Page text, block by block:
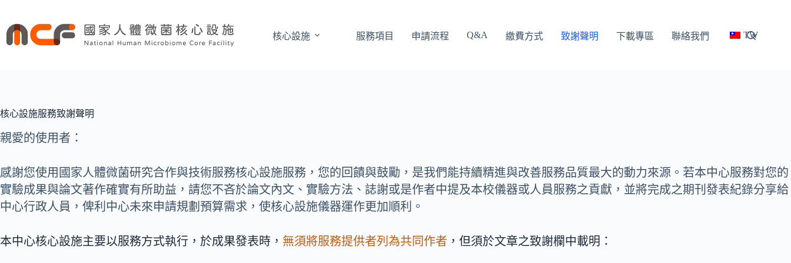
主
核心設施 服務項目 申請流程 Q&A 繳費方式 致謝聲明 下載專區 聯絡我們 TW
核心設施服務致謝聲明
親愛的使用者：
感謝您使用國家人體微菌研究合作與技術服務核心設施服務，您的回饋與鼓勵，是我們能持續精進與改善服務品質最大的動力來源。若本中心服務對您的
實驗成果與論文著作確實有所助益，請您不吝於論文內文、實驗方法、誌謝或是作者中提及本校儀器或人員服務之貢獻，並將完成之期刊發表紀錄分享給
中心行政人員，俾利中心未來申請規劃預算需求，使核心設施儀器運作更加順利。
本中心核心設施主要以服務方式執行，於成果發表時， 無須將服務提供者列為共同作者 ，但須於文章之致謝欄中載明：